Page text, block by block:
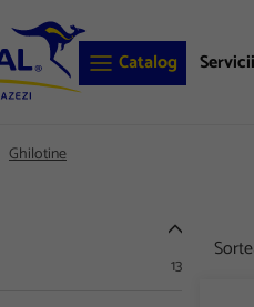
Catalog Servicii
Ghilotine
13